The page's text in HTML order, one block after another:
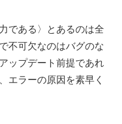
である〉とあるのは全
不可欠なのはバグのな
ップデート前提であれ
エラーの原因を素早く